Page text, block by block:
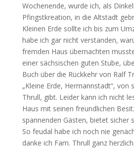
Wochenende, wurde ich, als
Pfingstkreation, in die Altstadt
Kleinen Erde sollte ich bis zum
habe ich gar nicht verstanden,
fremden Haus übernachten
einer sächsischen guten Stube,
Buch über die Rückkehr von Ralf
„Kleine Erde, Hermannstadt“, von
Thrull, gibt. Leider kann ich nicht
Haus mit seinen freundlichen
spannenden Gästen, bietet sicher
So feudal habe ich noch nie
danke ich Fam. Thrull ganz herzlich.